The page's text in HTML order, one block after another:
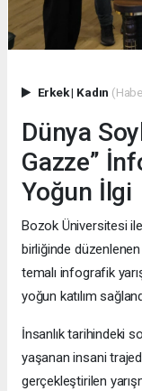
Erkek| Kadın
Dünya
Gazze”
Yoğun İlgi
Bozok Üniversitesi
birliğinde düzenlenen
temalı infografik
yoğun katılım
İnsanlık tarihindeki
yaşanan insani
gerçekleştirilen